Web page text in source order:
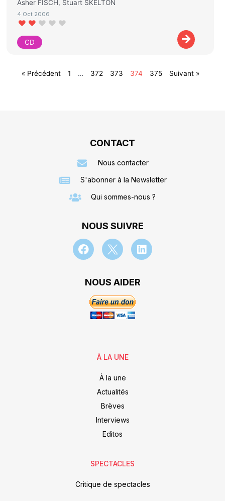
Asher FISCH, Stuart SKELTON
4 Oct 2006
CD
« Précédent 1 … 372 373 374 375 Suivant »
CONTACT
Nous contacter
S'abonner à la Newsletter
Qui sommes-nous ?
NOUS SUIVRE
NOUS AIDER
À LA UNE
À la une
Actualités
Brèves
Interviews
Editos
SPECTACLES
Critique de spectacles